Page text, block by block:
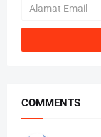
COMMENTS